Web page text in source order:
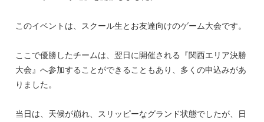
このイベントは、スクール生とお友達向けのゲーム大会です。
ここで優勝したチームは、翌日に開催される『関西エリア決勝
大会』へ参加することができることもあり、多くの申込みがあ
りました。
当日は、天候が崩れ、スリッピーなグランド状態でしたが、日